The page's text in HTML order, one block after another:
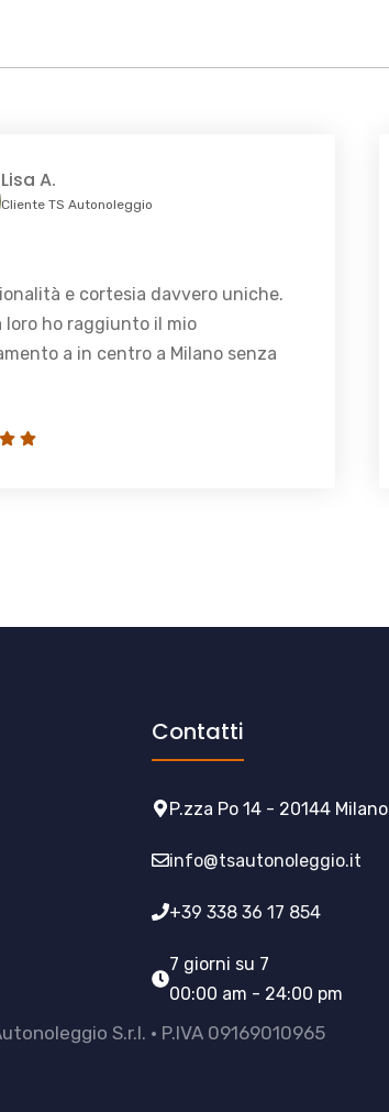
Lisa A.
Cliente TS Autonoleggio
e cortesia davvero uniche.
loro ho raggiunto il mio
a in centro a Milano senza
Contatti
P.zza Po 14 - 20144 Milano
info@tsautonoleggio.it
+39 338 36 17 854
7 giorni su 7
00:00 am - 24:00 pm
S.r.l. • P.IVA 09169010965